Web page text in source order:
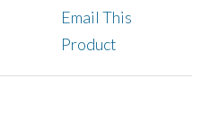
Email This
Product